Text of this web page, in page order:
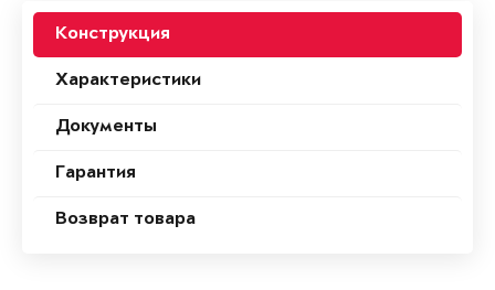
Конструкция
Характеристики
Документы
Гарантия
Возврат товара